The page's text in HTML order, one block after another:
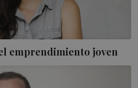
emprendimiento joven